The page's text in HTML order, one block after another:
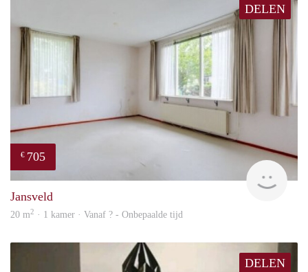
DELEN
€ 705
Jansveld
20 m2 · 1 kamer · Vanaf ? - Onbepaalde tijd
DELEN